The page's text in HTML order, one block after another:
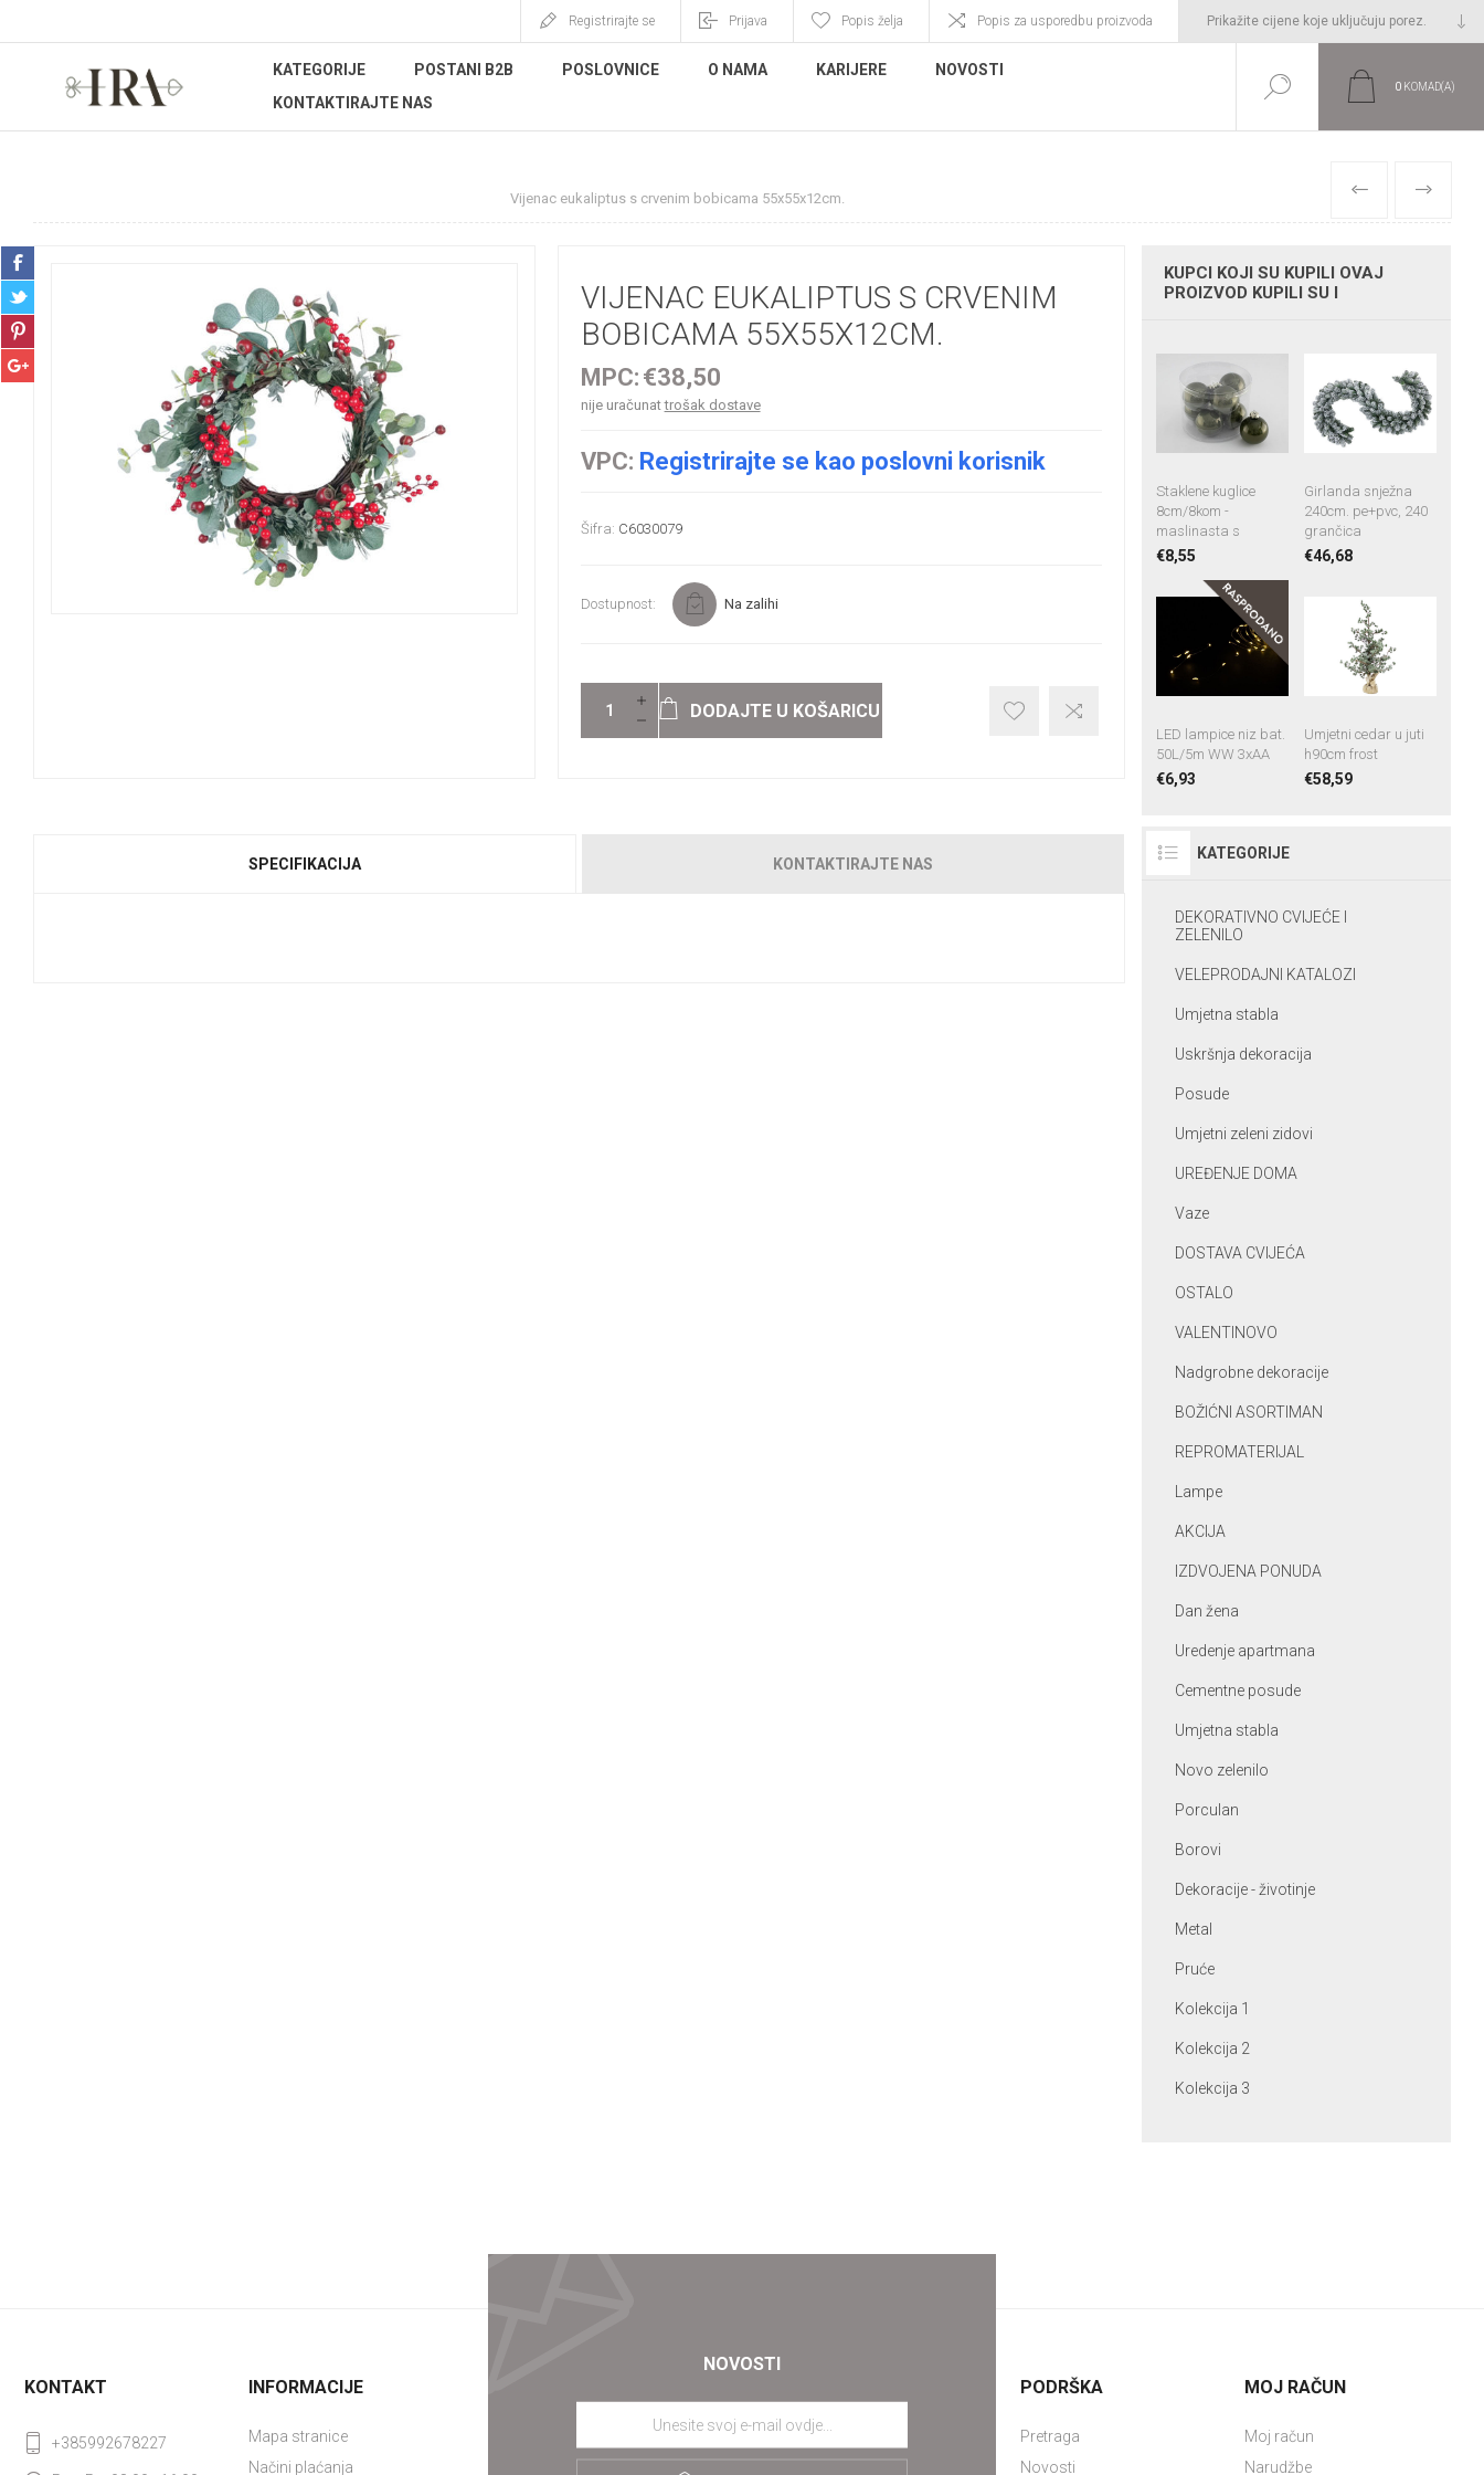
Registrirajte se Prijava Popis želja Popis za usporedbu proizvoda
KATEGORIJE POSTANI B2B POSLOVNICE O NAMA KARIJERE
NOVOSTI
KONTAKTIRAJTE NAS
0 KOMAD(A)
Vijenac eukaliptus s crvenim bobicama 55x55x12cm. PRETHODNI
SLIJEDEĆI
VIJENAC EUKALIPTUS S CRVENIM
BOBICAMA 55X55X12CM.
MPC: €38,50
nije uračunattrošak dostave
VPC: Registrirajte se kao poslovni korisnik
Šifra: C6030079
Dostupnost: Na zalihi
DODAJTE U KOŠARICU
SPECIFIKACIJA KONTAKTIRAJTE NAS
KUPCI KOJI SU KUPILI OVAJ
PROIZVOD KUPILI SU I
Staklene kuglice
8cm/8kom -
maslinasta s
€8,55
Girlanda snježna
240cm. pe+pvc, 240
grančica
€46,68
LED lampice niz bat.
50L/5m WW 3xAA
€6,93
Umjetni cedar u juti
h90cm frost
€58,59
KATEGORIJE
DEKORATIVNO CVIJEĆE I
ZELENILO
VELEPRODAJNI KATALOZI
Umjetna stabla
Uskršnja dekoracija
Posude
Umjetni zeleni zidovi
UREĐENJE DOMA
Vaze
DOSTAVA CVIJEĆA
OSTALO
VALENTINOVO
Nadgrobne dekoracije
BOŽIĆNI ASORTIMAN
REPROMATERIJAL
Lampe
AKCIJA
IZDVOJENA PONUDA
Dan žena
Uredenje apartmana
Cementne posude
Umjetna stabla
Novo zelenilo
Porculan
Borovi
Dekoracije - životinje
Metal
Pruće
Kolekcija 1
Kolekcija 2
Kolekcija 3
NOVOSTI
KONTAKT
+385992678227
INFORMACIJE
Mapa stranice
Načini plaćanja
PODRŠKA
Pretraga
Novosti
MOJ RAČUN
Moj račun
Narudžbe